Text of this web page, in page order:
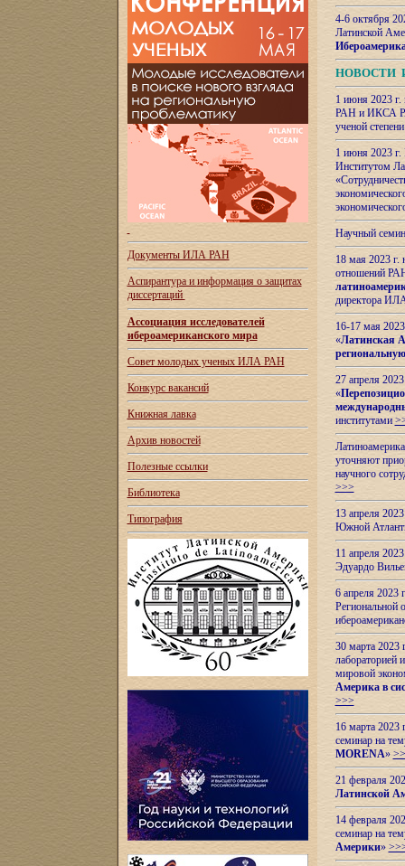
Документы ИЛА РАН
Аспирантура и информация о защитах
диссертаций
Ассоциация исследователей
ибероамериканского мира
Совет молодых ученых ИЛА РАН
Конкурс вакансий
Книжная лавка
Архив новостей
Полезные ссылки
Библиотека
Типография
4-6 октября
Латинской
НОВОСТИ
1 июня 2023
РАН и ИКСА
ученой
1 июня 2023
Институтом
Научный
18 мая 2023
отношений
директора
16-17 мая
«Латинская
27 апреля
«
институтами
уточняют
научного
>>>
13 апреля
Южной
11 апреля
Эдуардо
6 апреля
Региональной
30 марта 2023
лабораторией
мировой
Америка в
>>>
16 марта 2023
семинар на
MORENA»
21 февраля
Латинской
14 февраля
семинар на
Америки»